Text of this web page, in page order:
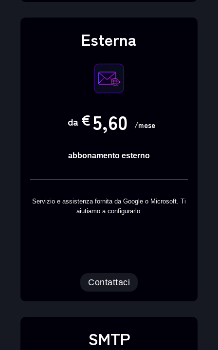
Esterna
da €5,60 /mese
abbonamento esterno
Servizio e assistenza fornita da Google o Microsoft. Ti
aiutiamo a configurarlo.
Contattaci
SMTP